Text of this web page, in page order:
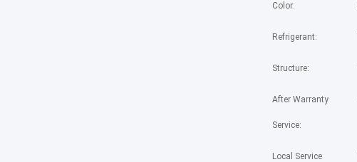
Color:
Refrigerant:
Structure:
After Warranty
Service:
Local Service